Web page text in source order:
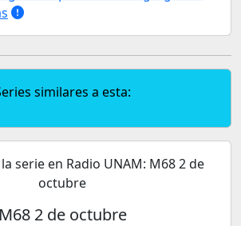
similares a esta:
M68 2 de octubre